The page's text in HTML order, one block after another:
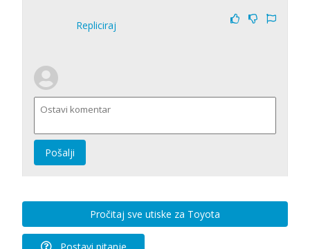
Repliciraj
Pošalji
Pročitaj sve utiske za Toyota